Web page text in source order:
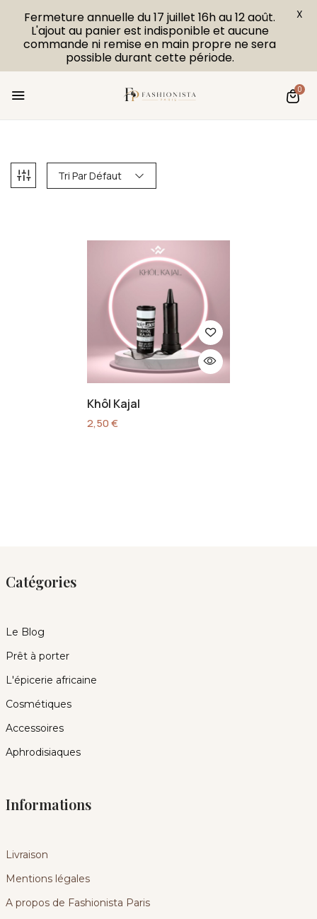
0
Tri Par Défaut
Khôl Kajal
2,50€
Catégories
Le Blog
Prêt à porter
L'épicerie africaine
Cosmétiques
Accessoires
Aphrodisiaques
Informations
Livraison
Mentions légales
A propos de Fashionista Paris
Fermeture annuelle du 17 juillet 16h au 12 août.
L'ajout au panier est indisponible et aucune
commande ni remise en main propre ne sera
possible durant cette période.
X